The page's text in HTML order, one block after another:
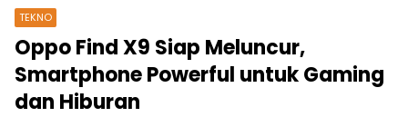
TEKNO
Oppo Find X9 Siap Meluncur,
Smartphone Powerful untuk Gaming
dan Hiburan